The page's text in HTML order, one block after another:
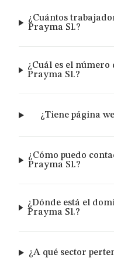
¿Cuántos
Prayma Sl.?
¿Cuál es el
Prayma Sl.?
¿Tiene página
¿Cómo puedo
Prayma Sl.?
¿Dónde está el
Prayma Sl.?
¿A qué sector